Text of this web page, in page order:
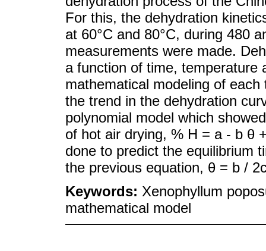
For this, the dehydration
at 60°C and 80°C, during 480
measurements were made.
a function of time, temperature
mathematical modeling of
the trend in the dehydration
polynomial model which
of hot air drying, % H = a - b θ
done to predict the equilibrium
the previous equation, θ = b /
Keywords: Xenophyllum
mathematical model